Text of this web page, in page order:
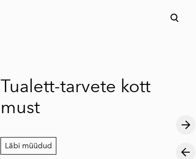
Tualett-tarvete kott
must
Läbi müüdud